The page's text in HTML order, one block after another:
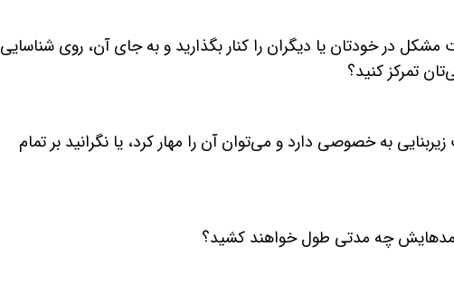
مشکل در خودتان یا دیگران را کنار بگذارید و به جای آن، روی شناسایی
تمرکز کنید؟
به خصوصی دارد و می‌توان آن را مهار کرد، یا نگرانید بر تمام
چه مدتی طول خواهند کشید؟